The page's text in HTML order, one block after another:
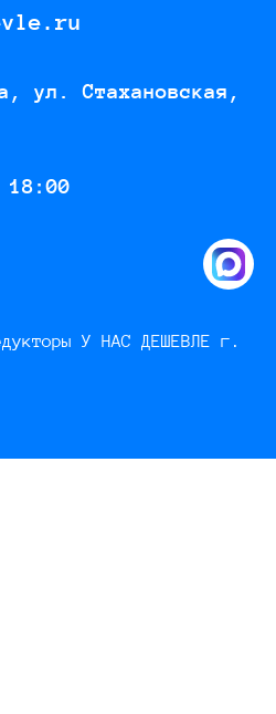
ул. Стахановская,
У НАС ДЕШЕВЛЕ г.